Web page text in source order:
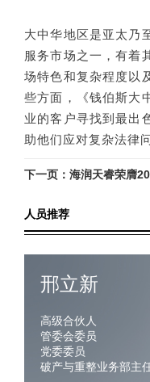
大中华地区是亚太乃
服务市场之一，有着
场特色和复杂程度以
些方面，《钱伯斯大
业的客户寻找到最出
助他们应对复杂法律
下一页：海润天睿荣膺
人员推荐
邢立新
高级合伙人
管委会委员
党委委员
破产与重整业务部主